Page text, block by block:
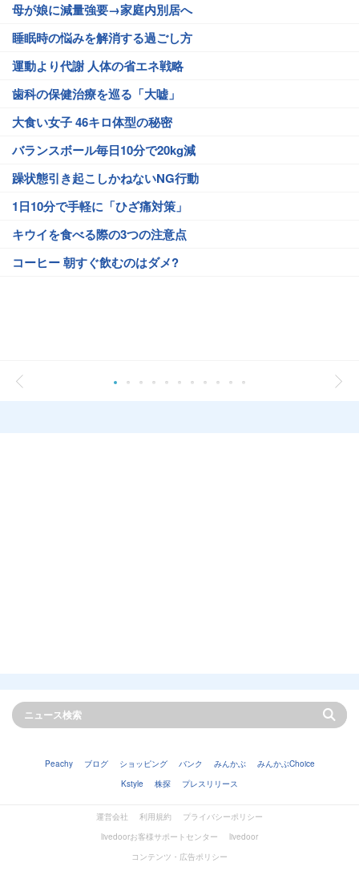
母が娘に減量強要→家庭内別居へ
睡眠時の悩みを解消する過ごし方
運動より代謝 人体の省エネ戦略
歯科の保健治療を巡る「大嘘」
大食い女子 46キロ体型の秘密
バランスボール毎日10分で20kg減
躁状態引き起こしかねないNG行動
1日10分で手軽に「ひざ痛対策」
キウイを食べる際の3つの注意点
コーヒー 朝すぐ飲むのはダメ?
Peachy ブログ ショッピング バンク みんかぶ
みんかぶChoice
Kstyle
株探 プレスリリース
運営会社 利用規約
プライバシーポリシー
livedoorお客様サポートセンター
livedoor
コンテンツ・広告ポリシー